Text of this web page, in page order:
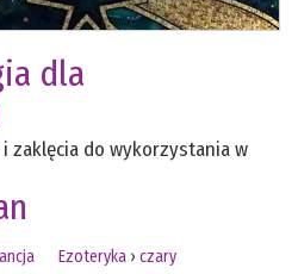
dla
zaklęcia do wykorzystania w
Ezoteryka › czary